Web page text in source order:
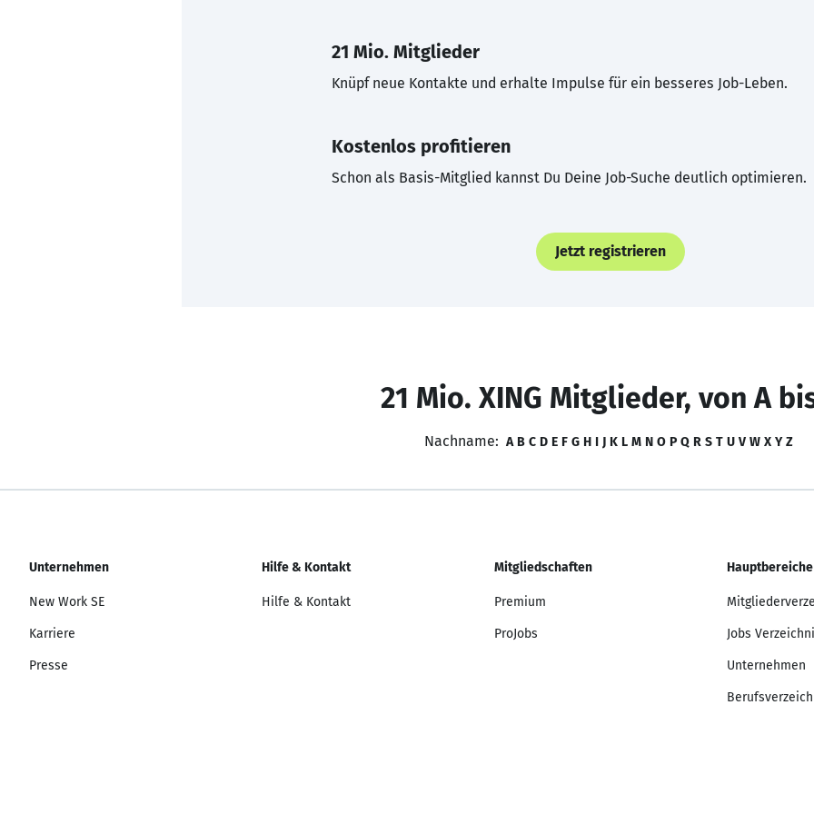
21 Mio. Mitglieder
Knüpf neue Kontakte und erhalte Impulse für ein besseres Job-Leben.
Kostenlos profitieren
Schon als Basis-Mitglied kannst Du Deine Job-Suche deutlich optimieren.
Jetzt registrieren
21 Mio. XING Mitglieder, von A
Nachname: A B C D E F G H I J K L M N O P Q R S T U V W X Y Z
Unternehmen
New Work SE
Karriere
Presse
Hilfe & Kontakt
Hilfe & Kontakt
Mitgliedschaften
Premium
ProJobs
Hauptbereiche
Jobs
Unternehmen